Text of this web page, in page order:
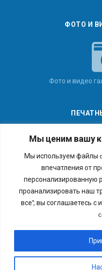
Мы ценим вашу
Мы используем файлы
впечатления от
персонализированную
проанализировать наш
все", вы соглашаетесь
ФОТО И
Фото и видео
Последние
Copyright © 2026
образование города
Петербурга